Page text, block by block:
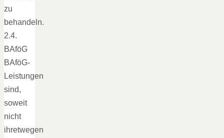
zu
behandeln.
2.4.
BAföG
BAföG-
Leistungen
sind,
soweit
nicht
ihretwegen